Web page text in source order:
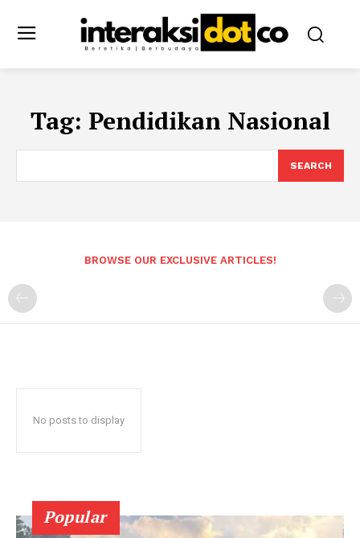
Tag: Pendidikan Nasional
SEARCH
BROWSE OUR EXCLUSIVE ARTICLES!
No posts to display
Popular